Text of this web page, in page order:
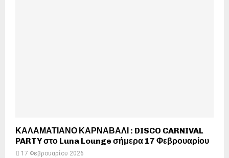
ΚΑΛΑΜΑΤΙΑΝΟ ΚΑΡΝΑΒΑΛΙ : DISCO CARNIVAL
PARTY στο Luna Lounge σήμερα 17 Φεβρουαρίου
17 Φεβρουαρίου 2026